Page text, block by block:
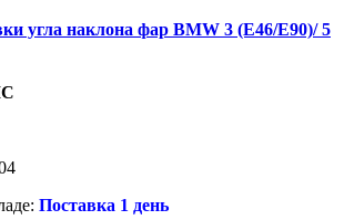
угла наклона фар BMW 3 (E46/E90)/ 5
Поставка 1 день